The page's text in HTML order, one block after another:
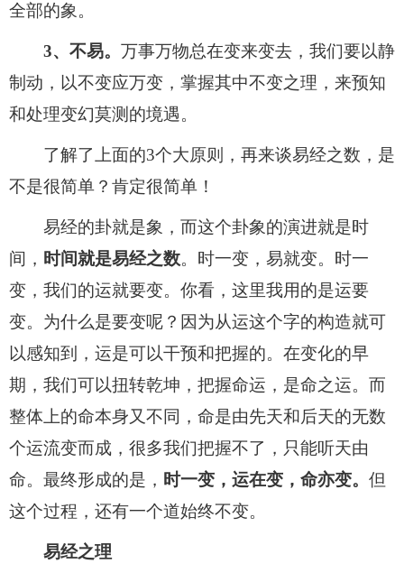
全部的象。
3、不易。 万事万物总在变来变去，我们要以静
制动，以不变应万变，掌握其中不变之理，来预知
和处理变幻莫测的境遇。
了解了上面的3个大原则，再来谈易经之数，是
不是很简单？肯定很简单！
易经的卦就是象，而这个卦象的演进就是时
间， 时间就是易经之数。时一变，易就变。时一
变，我们的运就要变。你看，这里我用的是运要
变。为什么是要变呢？因为从运这个字的构造就可
以感知到，运是可以干预和把握的。在变化的早
期，我们可以扭转乾坤，把握命运，是命之运。而
整体上的命本身又不同，命是由先天和后天的无数
个运流变而成，很多我们把握不了，只能听天由
命。最终形成的是， 时一变，运在变，命亦变。 但
这个过程，还有一个道始终不变。
易经之理